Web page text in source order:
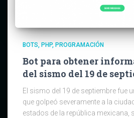
BOTS PHP PROGRAMACIÓN
Bot para obtener
del sismo del 19 de
El sismo del 19 de septiembre fue
que golpeó severamente a la
estados de la república mexicana,